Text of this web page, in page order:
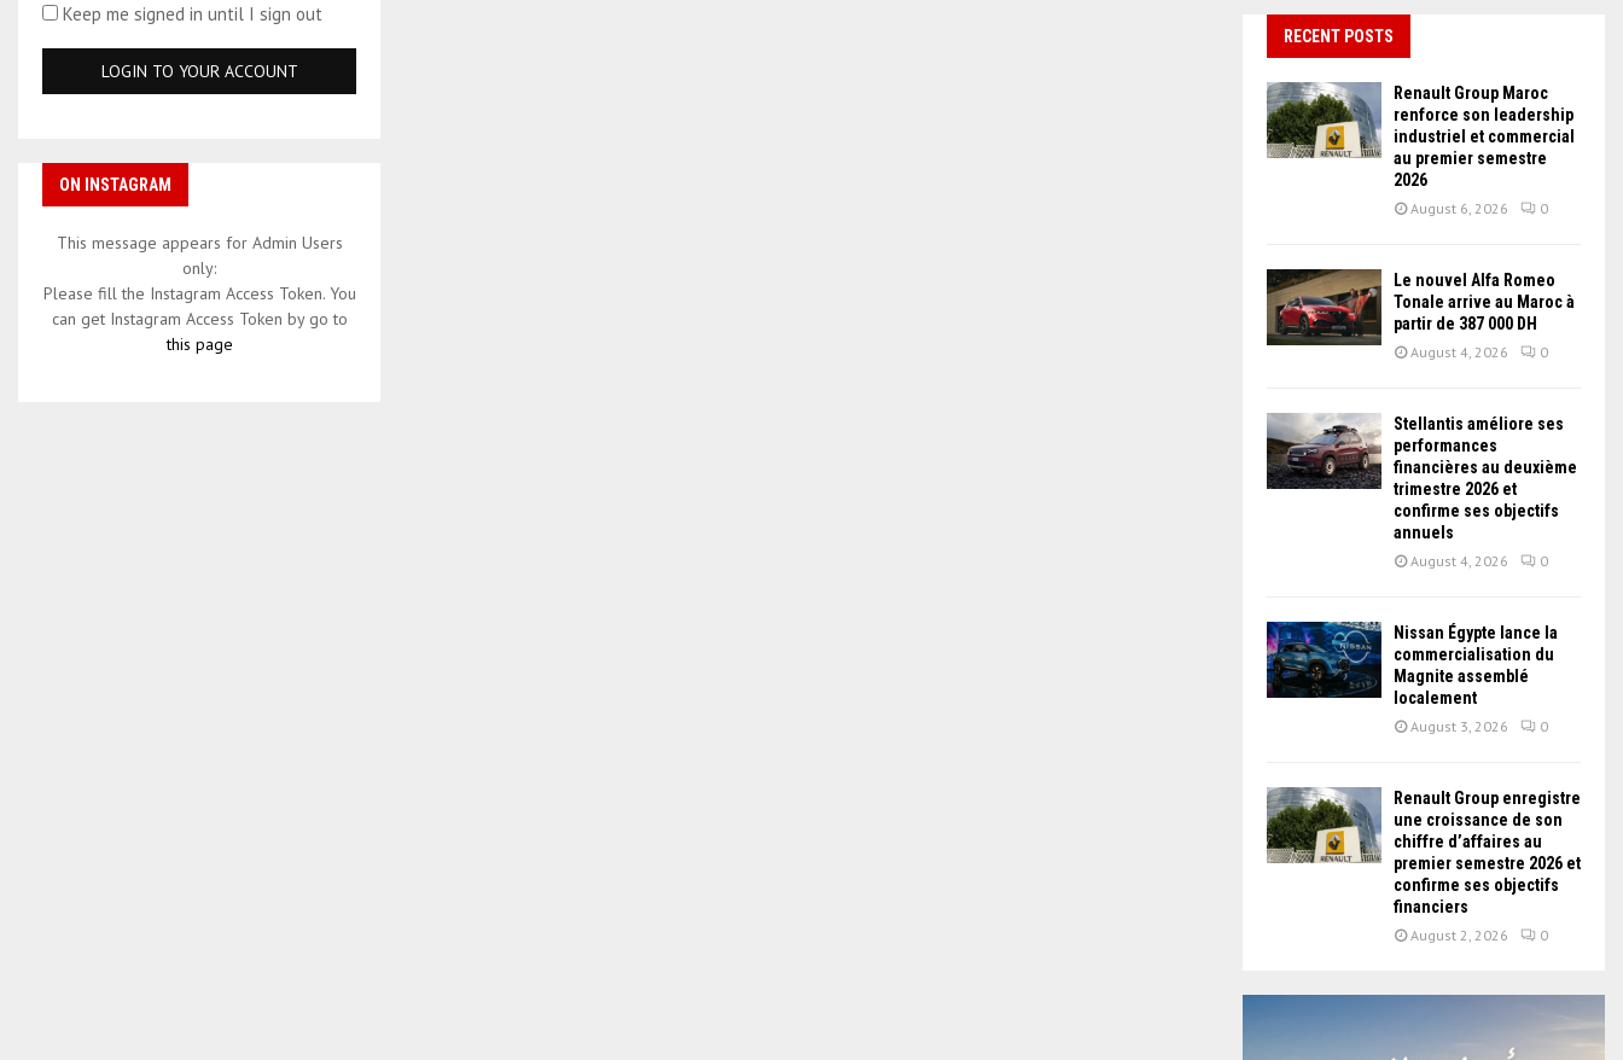
Keep me signed in until I sign out
ON INSTAGRAM
This message appears for Admin Users
only:
Please fill the Instagram Access Token. You
can get Instagram Access Token by go to
this page
RECENT POSTS
Renault Group Maroc
renforce son leadership
industriel et commercial
au premier semestre
2026
August 6, 2026 0
Le nouvel Alfa Romeo
Tonale arrive au Maroc à
partir de 387 000 DH
August 4, 2026 0
Stellantis améliore ses
performances
financières au deuxième
trimestre 2026 et
confirme ses objectifs
annuels
August 4, 2026 0
Nissan Égypte lance la
commercialisation du
Magnite assemblé
localement
August 3, 2026 0
Renault Group enregistre
une croissance de son
chiffre d’affaires au
premier semestre 2026 et
confirme ses objectifs
financiers
August 2, 2026 0